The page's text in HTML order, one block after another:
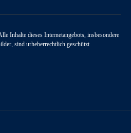
Inhalte dieses Internetangebots, insbesondere
sind urheberrechtlich geschützt